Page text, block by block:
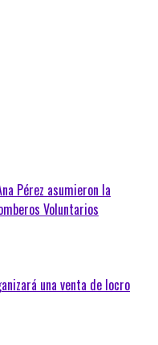
Pérez asumieron la
Voluntarios
una venta de locro